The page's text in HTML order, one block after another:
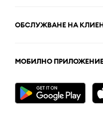
ОБСЛУЖВАНЕ НА
МОБИЛНО